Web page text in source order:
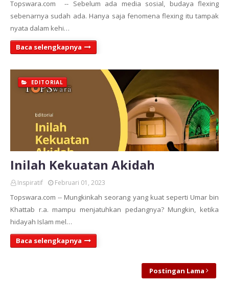
Topswara.com -- Sebelum ada media sosial, budaya flexing
sebenarnya sudah ada. Hanya saja fenomena flexing itu tampak
nyata dalam kehi…
Baca selengkapnya
EDITORIAL
Inilah Kekuatan Akidah
Inspiratif Februari 01, 2023
Topswara.com -- Mungkinkah seorang yang kuat seperti Umar bin
Khattab r.a. mampu menjatuhkan pedangnya? Mungkin, ketika
hidayah Islam mel…
Baca selengkapnya
Postingan Lama